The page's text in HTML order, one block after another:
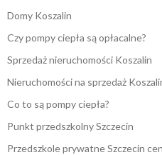
Domy Koszalin
Czy pompy ciepła są opłacalne?
Sprzedaż nieruchomości Koszalin
Nieruchomości na sprzedaż
Co to są pompy ciepła?
Punkt przedszkolny Szczecin
Przedszkole prywatne Szczecin